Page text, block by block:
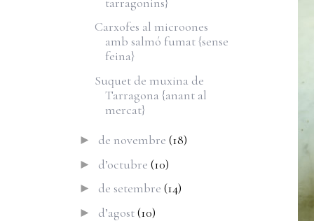
Carxofes al microones
amb salmó fumat {sense
feina}
Suquet de muxina de
Tarragona {anant al
mercat}
► de novembre (18)
► d’octubre (10)
► de setembre (14)
► d’agost(10)